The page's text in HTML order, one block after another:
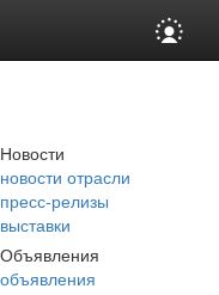
Новости
новости отрасли
пресс-релизы
выставки
Объявления
объявления